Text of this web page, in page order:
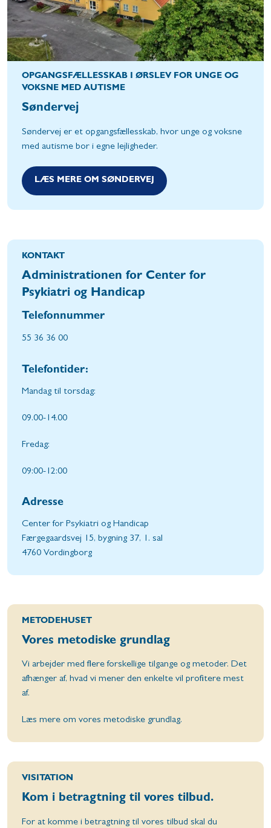
OPGANGSFÆLLESSKAB I ØRSLEV FOR UNGE OG
VOKSNE MED AUTISME
Søndervej
Søndervej er et opgangsfællesskab, hvor unge og voksne
med autisme bor i egne lejligheder.
LÆS MERE OM SØNDERVEJ
KONTAKT
Administrationen for Center for
Psykiatri og Handicap
Telefonnummer
55 36 36 00
Telefontider:
Mandag til torsdag:
09.00-14.00
Fredag:
09:00-12:00
Adresse
Center for Psykiatri og Handicap
Færgegaardsvej 15, bygning 37, 1. sal
4760 Vordingborg
METODEHUSET
Vores metodiske grundlag
Vi arbejder med flere forskellige tilgange og metoder. Det
afhænger af, hvad vi mener den enkelte vil profitere mest
af.
Læs mere om vores metodiske grundlag.
VISITATION
Kom i betragtning til vores tilbud.
For at komme i betragtning til vores tilbud skal du